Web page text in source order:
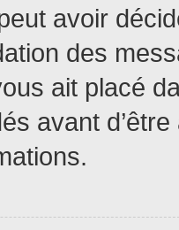
avoir
des
ait placé
avant